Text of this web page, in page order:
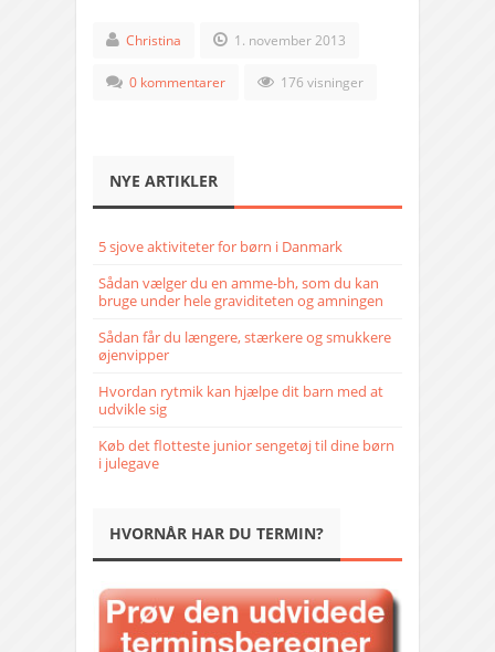
Christina 1. november 2013
0 kommentarer 176 visninger
NYE ARTIKLER
5 sjove aktiviteter for børn i Danmark
Sådan vælger du en amme-bh, som du kan
bruge under hele graviditeten og amningen
Sådan får du længere, stærkere og smukkere
øjenvipper
Hvordan rytmik kan hjælpe dit barn med at
udvikle sig
Køb det flotteste junior sengetøj til dine børn
i julegave
HVORNÅR HAR DU TERMIN?